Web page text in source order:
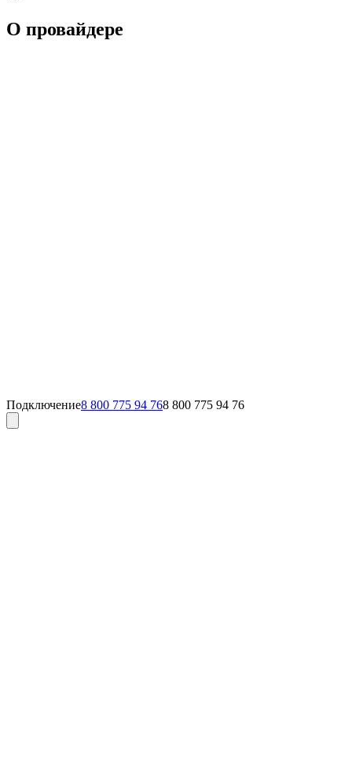
О провайдере
Подключение8 800 775 94 768 800 775 94 76